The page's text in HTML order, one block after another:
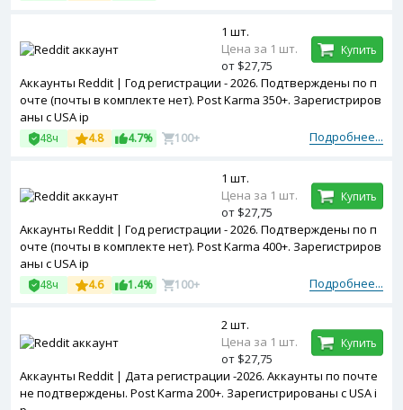
Аккаунты Reddit | Год регистрации - 2026. Подтверждены по п
очте (почты в комплекте нет). Post Karma 350+. Зарегистриров
аны с USA ip
Подробнее...
48ч 4.8 4.7% 100+
1 шт.
Цена за 1 шт.
от $27,75
Купить
Аккаунты Reddit | Год регистрации - 2026. Подтверждены по п
очте (почты в комплекте нет). Post Karma 400+. Зарегистриров
аны с USA ip
Подробнее...
48ч 4.6 1.4% 100+
1 шт.
Цена за 1 шт.
от $27,75
Купить
Аккаунты Reddit | Дата регистрации -2026. Аккаунты по почте
не подтверждены. Post Karma 200+. Зарегистрированы с USA i
2 шт.
Цена за 1 шт.
от $27,75
Купить